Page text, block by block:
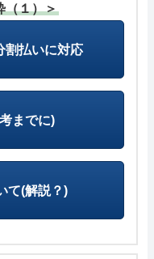
（１）＞
割払いに対応
までに)
て(解説？)